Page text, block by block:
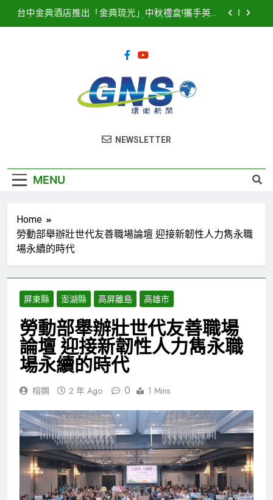
台中金典酒店推出「金典琉光」中秋禮盒!攜手英國
聯打造臺中海線地方創生新品牌
勢公布 點燃台中海線夏日熱潮
臺中港全面導入智慧LED路燈 優化節能成效暨強化
2025濱海搖滾音樂祭記者會隆重登場！豪華卡司強
環衛新聞
NEWSLETTER
MENU
Home
勞動部舉辦壯世代友善職場論壇 迎接新韌性人力雋永職
場永續的時代
屏東縣 澎湖縣 高屏離島 高雄市
勞動部舉辦壯世代友善職場
論壇 迎接新韌性人力雋永職
場永續的時代
榕嫻 2 年 Ago 0 1 Mins